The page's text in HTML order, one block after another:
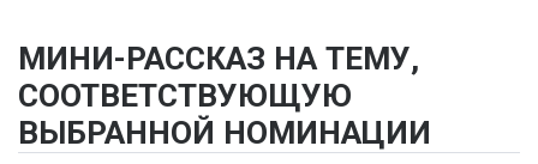
МИНИ-РАССКАЗ НА ТЕМУ,
СООТВЕТСТВУЮЩУЮ
ВЫБРАННОЙ НОМИНАЦИИ